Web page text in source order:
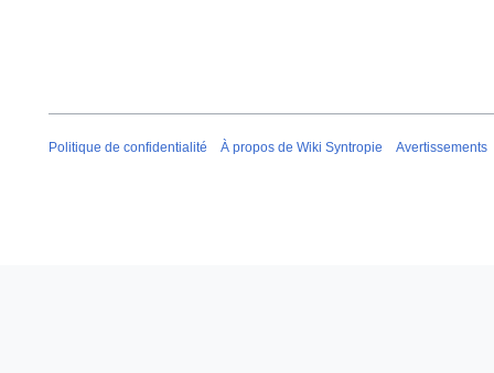
Politique de confidentialité À propos de Wiki Syntropie Avertissements